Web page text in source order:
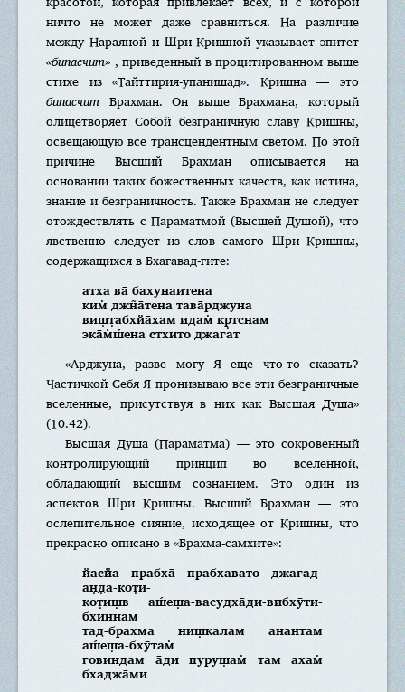
ничто не может даже сравниться. На различие
между Нараяной и Шри Кришной указывает эпитет
«бипасчит» , приведенный в процитированном выше
стихе из «Тайттирия-упанишад». Кришна — это
бипасчит Брахман. Он выше Брахмана, который
олицетворяет Собой безграничную славу Кришны,
освещающую все трансцендентным светом. По этой
причине Высший Брахман описывается на
основании таких божественных качеств, как истина,
знание и безграничность. Также Брахман не следует
отождествлять с Параматмой (Высшей Душой), что
явственно следует из слов самого Шри Кришны,
содержащихся в Бхагавад-гите:
атха ва̄ бахунаитена
ким̇ джн̃а̄тена тава̄рджуна
виш̣т̣абхйа̄хам идам̇ кр̣тснам
эка̄м̇ш́ена стхито джагат
«Арджуна, разве могу Я еще что-то сказать?
Частичкой Себя Я пронизываю все эти безграничные
вселенные, присутствуя в них как Высшая Душа»
(10.42).
Высшая Душа (Параматма) — это сокровенный
контролирующий принцип во вселенной,
обладающий высшим сознанием. Это один из
аспектов Шри Кришны. Высший Брахман — это
ослепительное сияние, исходящее от Кришны, что
прекрасно описано в «Брахма-самхите»:
йасйа прабха̄ прабхавато джагад-
ан̣д̣а-кот̣и-
кот̣иш̣в аш́еш̣а-васудха̄ди-вибхӯти-
бхиннам
тад-брахма ниш̣калам анантам
аш́еш̣а-бхӯтам̇
говиндам а̄ди пуруш̣ам̇ там ахам̇
бхаджа̄ми